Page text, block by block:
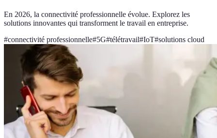
En 2026, la connectivité professionnelle évolue. Explorez les
solutions innovantes qui transforment le travail en entreprise.
#connectivité professionnelle#5G#télétravail#IoT#solutions cloud